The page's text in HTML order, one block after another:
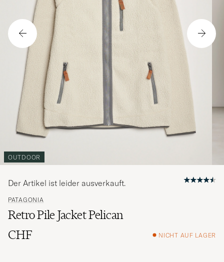
OUTDOOR
PATAGONIA
Retro Pile Jacket Pelican
CHF
NICHT AUF LAGER
Der Artikel ist leider ausverkauft.